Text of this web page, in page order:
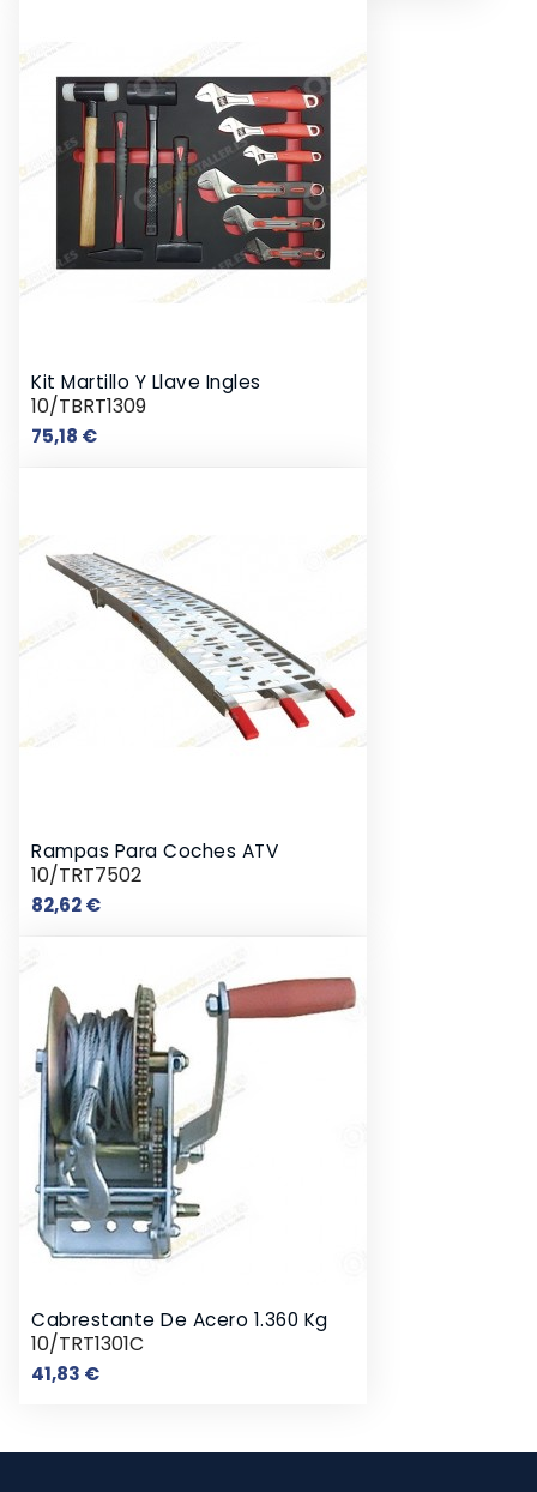
Kit Martillo Y Llave Ingles
10/TBRT1309
75,18 €Precio
Rampas Para Coches ATV
10/TRT7502
82,62 €Precio
Cabrestante De Acero 1.360 Kg
10/TRT1301C
41,83 €Precio